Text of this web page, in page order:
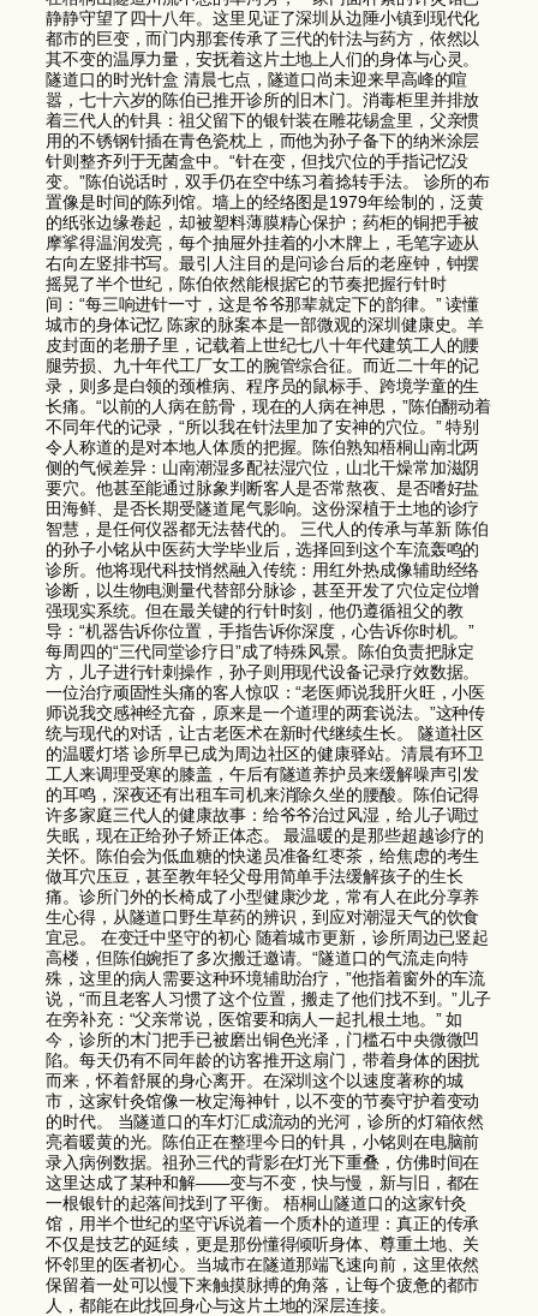
静静守望了四十八年。这里见证了深圳从边陲小镇到现代化
都市的巨变，而门内那套传承了三代的针法与药方，依然以
其不变的温厚力量，安抚着这片土地上人们的身体与心灵。
隧道口的时光针盒 清晨七点，隧道口尚未迎来早高峰的喧
嚣，七十六岁的陈伯已推开诊所的旧木门。消毒柜里并排放
着三代人的针具：祖父留下的银针装在雕花锡盒里，父亲惯
用的不锈钢针插在青色瓷枕上，而他为孙子备下的纳米涂层
针则整齐列于无菌盒中。“针在变，但找穴位的手指记忆没
变。”陈伯说话时，双手仍在空中练习着捻转手法。 诊所的布
置像是时间的陈列馆。墙上的经络图是1979年绘制的，泛黄
的纸张边缘卷起，却被塑料薄膜精心保护；药柜的铜把手被
摩挲得温润发亮，每个抽屉外挂着的小木牌上，毛笔字迹从
右向左竖排书写。最引人注目的是问诊台后的老座钟，钟摆
摇晃了半个世纪，陈伯依然能根据它的节奏把握行针时
间：“每三响进针一寸，这是爷爷那辈就定下的韵律。” 读懂
城市的身体记忆 陈家的脉案本是一部微观的深圳健康史。羊
皮封面的老册子里，记载着上世纪七八十年代建筑工人的腰
腿劳损、九十年代工厂女工的腕管综合征。而近二十年的记
录，则多是白领的颈椎病、程序员的鼠标手、跨境学童的生
长痛。“以前的人病在筋骨，现在的人病在神思，”陈伯翻动着
不同年代的记录，“所以我在针法里加了安神的穴位。” 特别
令人称道的是对本地人体质的把握。陈伯熟知梧桐山南北两
侧的气候差异：山南潮湿多配祛湿穴位，山北干燥常加滋阴
要穴。他甚至能通过脉象判断客人是否常熬夜、是否嗜好盐
田海鲜、是否长期受隧道尾气影响。这份深植于土地的诊疗
智慧，是任何仪器都无法替代的。 三代人的传承与革新 陈伯
的孙子小铭从中医药大学毕业后，选择回到这个车流轰鸣的
诊所。他将现代科技悄然融入传统：用红外热成像辅助经络
诊断，以生物电测量代替部分脉诊，甚至开发了穴位定位增
强现实系统。但在最关键的行针时刻，他仍遵循祖父的教
导：“机器告诉你位置，手指告诉你深度，心告诉你时机。”
每周四的“三代同堂诊疗日”成了特殊风景。陈伯负责把脉定
方，儿子进行针刺操作，孙子则用现代设备记录疗效数据。
一位治疗顽固性头痛的客人惊叹：“老医师说我肝火旺，小医
师说我交感神经亢奋，原来是一个道理的两套说法。”这种传
统与现代的对话，让古老医术在新时代继续生长。 隧道社区
的温暖灯塔 诊所早已成为周边社区的健康驿站。清晨有环卫
工人来调理受寒的膝盖，午后有隧道养护员来缓解噪声引发
的耳鸣，深夜还有出租车司机来消除久坐的腰酸。陈伯记得
许多家庭三代人的健康故事：给爷爷治过风湿，给儿子调过
失眠，现在正给孙子矫正体态。 最温暖的是那些超越诊疗的
关怀。陈伯会为低血糖的快递员准备红枣茶，给焦虑的考生
做耳穴压豆，甚至教年轻父母用简单手法缓解孩子的生长
痛。诊所门外的长椅成了小型健康沙龙，常有人在此分享养
生心得，从隧道口野生草药的辨识，到应对潮湿天气的饮食
宜忌。 在变迁中坚守的初心 随着城市更新，诊所周边已竖起
高楼，但陈伯婉拒了多次搬迁邀请。“隧道口的气流走向特
殊，这里的病人需要这种环境辅助治疗，”他指着窗外的车流
说，“而且老客人习惯了这个位置，搬走了他们找不到。”儿子
在旁补充：“父亲常说，医馆要和病人一起扎根土地。” 如
今，诊所的木门把手已被磨出铜色光泽，门槛石中央微微凹
陷。每天仍有不同年龄的访客推开这扇门，带着身体的困扰
而来，怀着舒展的身心离开。在深圳这个以速度著称的城
市，这家针灸馆像一枚定海神针，以不变的节奏守护着变动
的时代。 当隧道口的车灯汇成流动的光河，诊所的灯箱依然
亮着暖黄的光。陈伯正在整理今日的针具，小铭则在电脑前
录入病例数据。祖孙三代的背影在灯光下重叠，仿佛时间在
这里达成了某种和解——变与不变，快与慢，新与旧，都在
一根银针的起落间找到了平衡。 梧桐山隧道口的这家针灸
馆，用半个世纪的坚守诉说着一个质朴的道理：真正的传承
不仅是技艺的延续，更是那份懂得倾听身体、尊重土地、关
怀邻里的医者初心。当城市在隧道那端飞速向前，这里依然
保留着一处可以慢下来触摸脉搏的角落，让每个疲惫的都市
人，都能在此找回身心与这片土地的深层连接。